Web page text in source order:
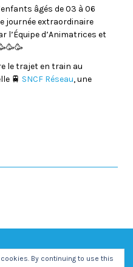
âgés de 03 à 06
journée extraordinaire
l’Équipe d’Animatrices et
le trajet en train au
🚆 SNCF Réseau, une
By continuing to use this